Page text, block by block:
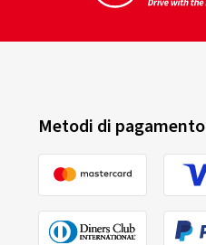
Metodi di pagamento